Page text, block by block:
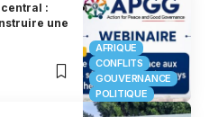
AFRIQUE
CONFLITS
GOUVERNANCE
POLITIQUE
:
une